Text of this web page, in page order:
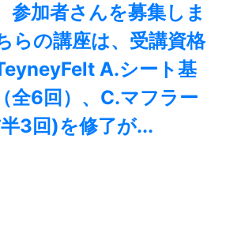
参加者さんを募集しま
らの講座は、受講資格
A.シート基
全6回）、C.マフラー
3回)を修了が...